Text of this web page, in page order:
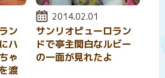
ン
ハ
ゃ
渡
投稿日:
2014.02.01
サンリオピューロラン
ドで亭主関白なルビー
の一面が見れたよ